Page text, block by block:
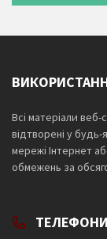
Всі матеріали веб-
відтворені у будь-
мережі Інтернет
обмежень за
ТЕЛЕФОНИ